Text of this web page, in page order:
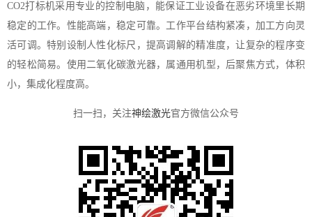
CO2打标机采用专业的控制电脑，能保证工业设备在恶劣环境里长期
稳定的工作。性能高端，稳定可靠。工作平台结构紧凑，加工方向灵
活可调。特别设制人性化标尺，提高调解的精准度，让复杂的程序变
的轻松简易。使用二氧化碳激光器，属通用机型，后聚焦方式，体积
小，集成化程度高。
扫一扫，关注神绘激光官方微信公众号